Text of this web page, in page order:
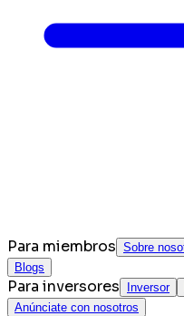
Para miembros Sobre
Blogs
Para inversores Inversor
Anúnciate con nosotros